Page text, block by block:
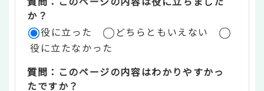
評
価
リ
か？
役に立った
どちらともいえない
役に立たなかった
質問：このページの内容はわかりやすかっ
たですか？